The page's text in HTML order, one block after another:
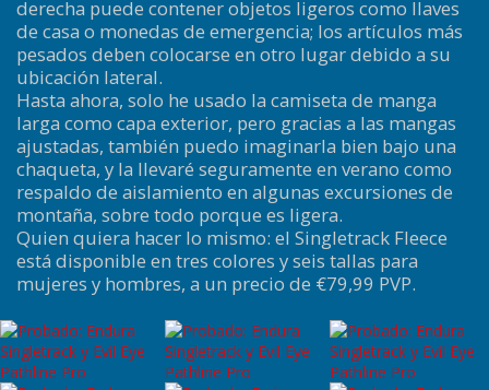
derecha puede contener objetos ligeros como llaves
de casa o monedas de emergencia; los artículos más
pesados deben colocarse en otro lugar debido a su
ubicación lateral.
Hasta ahora, solo he usado la camiseta de manga
larga como capa exterior, pero gracias a las mangas
ajustadas, también puedo imaginarla bien bajo una
chaqueta, y la llevaré seguramente en verano como
respaldo de aislamiento en algunas excursiones de
montaña, sobre todo porque es ligera.
Quien quiera hacer lo mismo: el Singletrack Fleece
está disponible en tres colores y seis tallas para
mujeres y hombres, a un precio de €79,99 PVP.